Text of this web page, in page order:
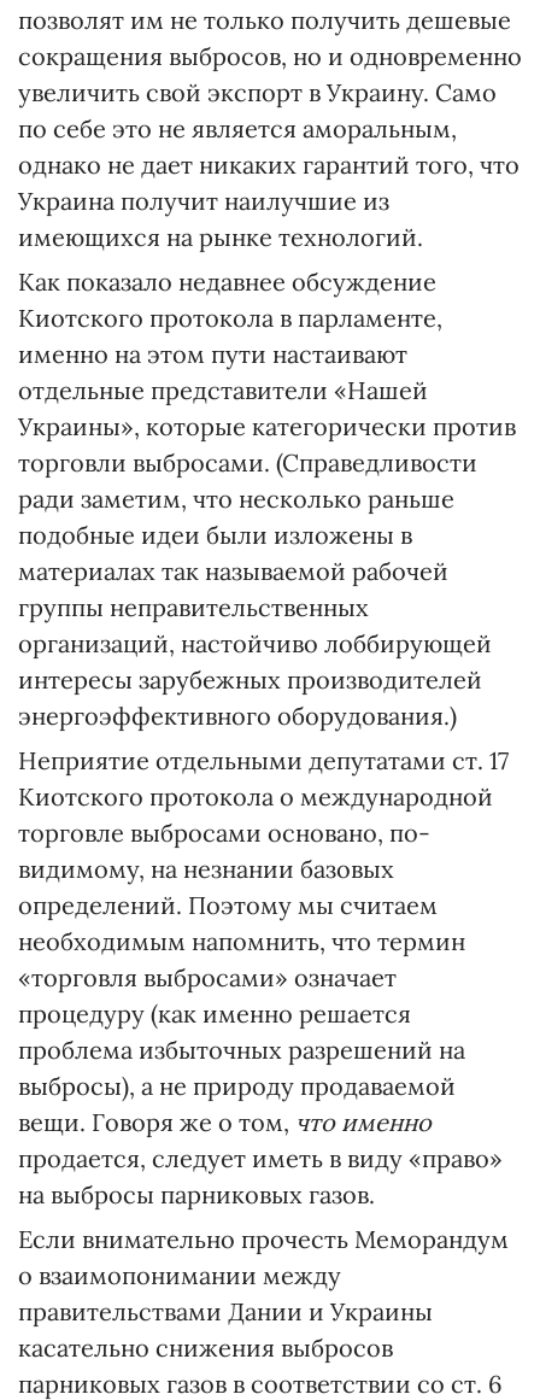
позволят им не только получить дешевые
сокращения выбросов, но и одновременно
увеличить свой экспорт в Украину. Само
по себе это не является аморальным,
однако не дает никаких гарантий того, что
Украина получит наилучшие из
имеющихся на рынке технологий.
Как показало недавнее обсуждение
Киотского протокола в парламенте,
именно на этом пути настаивают
отдельные представители «Нашей
Украины», которые категорически против
торговли выбросами. (Справедливости
ради заметим, что несколько раньше
подобные идеи были изложены в
материалах так называемой рабочей
группы неправительственных
организаций, настойчиво лоббирующей
интересы зарубежных производителей
энергоэффективного оборудования.)
Неприятие отдельными депутатами ст. 17
Киотского протокола о международной
торговле выбросами основано, по-
видимому, на незнании базовых
определений. Поэтому мы считаем
необходимым напомнить, что термин
«торговля выбросами» означает
процедуру (как именно решается
проблема избыточных разрешений на
выбросы), а не природу продаваемой
вещи. Говоря же о том, что именно
продается, следует иметь в виду «право»
на выбросы парниковых газов.
Если внимательно прочесть Меморандум
о взаимопонимании между
правительствами Дании и Украины
касательно снижения выбросов
парниковых газов в соответствии со ст. 6